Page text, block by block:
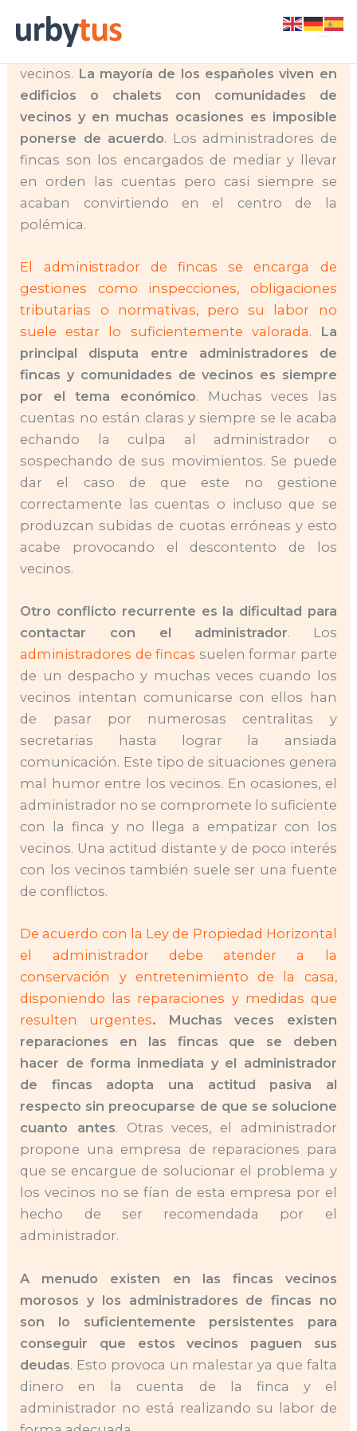
Las discusiones con los administradores de
fincas son recurrentes en las comunidades de
vecinos. La mayoría de los españoles viven en
edificios o chalets con comunidades de
vecinos y en muchas ocasiones es imposible
ponerse de acuerdo. Los administradores de
fincas son los encargados de mediar y llevar
en orden las cuentas pero casi siempre se
acaban convirtiendo en el centro de la
polémica.
El administrador de fincas se encarga de
gestiones como inspecciones, obligaciones
tributarias o normativas, pero su labor no
suele estar lo suficientemente valorada.
La
principal disputa entre administradores de
fincas y comunidades de vecinos es siempre
por el tema económico. Muchas veces las
cuentas no están claras y siempre se le acaba
echando la culpa al administrador o
sospechando de sus movimientos. Se puede
dar el caso de que este no gestione
correctamente las cuentas o incluso que se
produzcan subidas de cuotas erróneas y esto
acabe provocando el descontento de los
vecinos.
Otro conflicto recurrente es la dificultad para
contactar con el administrador. Los
administradores de fincas suelen formar parte
de un despacho y muchas veces cuando los
vecinos intentan comunicarse con ellos han
de pasar por numerosas centralitas y
secretarias hasta lograr la ansiada
comunicación. Este tipo de situaciones genera
mal humor entre los vecinos. En ocasiones, el
administrador no se compromete lo suficiente
con la finca y no llega a empatizar con los
vecinos. Una actitud distante y de poco interés
con los vecinos también suele ser una fuente
de conflictos.
De acuerdo con la Ley de Propiedad Horizontal
el administrador debe atender a la
conservación y entretenimiento de la casa,
disponiendo las reparaciones y medidas que
resulten urgentes. Muchas veces existen
reparaciones en las fincas que se deben
hacer de forma inmediata y el administrador
de fincas adopta una actitud pasiva al
respecto sin preocuparse de que se solucione
cuanto antes. Otras veces, el administrador
propone una empresa de reparaciones para
que se encargue de solucionar el problema y
los vecinos no se fían de esta empresa por el
hecho de ser recomendada por el
administrador.
A menudo existen en las fincas vecinos
morosos y los administradores de fincas no
son lo suficientemente persistentes para
conseguir que estos vecinos paguen sus
deudas. Esto provoca un malestar ya que falta
dinero en la cuenta de la finca y el
administrador no está realizando su labor de